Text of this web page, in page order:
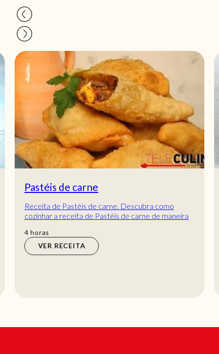
Lambujinhas de cebolada
Receita de Lambujinhas de cebolada. Descubra
como cozinhar a receita de Lambujinhas de
Telecul...
25min
min
VER RECEITA